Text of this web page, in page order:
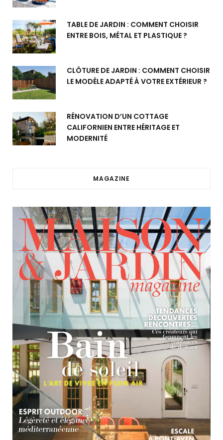
TABLE DE JARDIN : COMMENT CHOISIR
ENTRE BOIS, MÉTAL ET PLASTIQUE ?
CLÔTURE DE JARDIN : COMMENT CHOISIR
LE MODÈLE ADAPTÉ À VOTRE EXTÉRIEUR ?
RÉNOVATION D’UN COTTAGE
CALIFORNIEN ENTRE HÉRITAGE ET
MODERNITÉ
MAGAZINE